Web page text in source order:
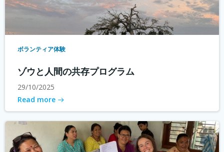
ボランティア体験
ゾウと人間の共存プログラム
29/10/2025
Read more